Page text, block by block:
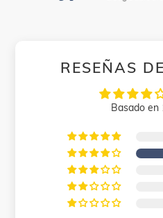
RESEÑAS
Basado en